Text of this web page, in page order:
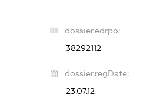
-
dossier.edrpo:
38292112
dossier.regDate:
23.07.12